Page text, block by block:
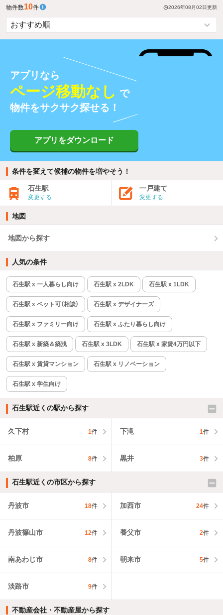
物件数10件 2026年08月02日更新
アプリなら
ページ移動なし で
物件をサクサク探せる！
アプリをダウンロード
条件を変えて候補の物件を増やそう！
石生駅
変更する
一戸建て
変更する
地図
地図から探す
人気の条件
石生駅 x 一人暮らし向け 石生駅 x 2LDK 石生駅 x 1LDK
石生駅 x ペット可（相談） 石生駅 x デザイナーズ
石生駅 x ファミリー向け 石生駅 x ふたり暮らし向け
石生駅 x 新築＆築浅 石生駅 x 3LDK 石生駅 x 家賃4万円以下
石生駅 x 賃貸マンション 石生駅 x リノベーション
石生駅 x 学生向け
石生駅近くの駅から探す
久下村 1件 下滝 1件
柏原 8件 黒井 3件
石生駅近くの市区から探す
丹波市 18件 加西市 24件
丹波篠山市 12件 養父市 2件
南あわじ市 8件 朝来市 5件
淡路市 9件
不動産会社・不動産屋から探す